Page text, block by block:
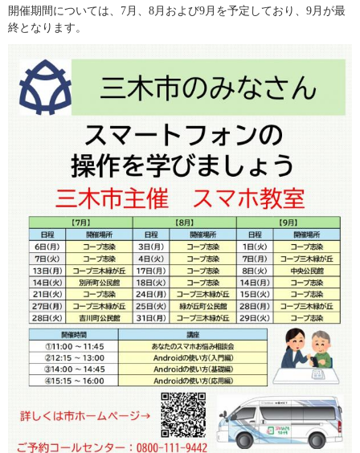
開催期間については、7月、8月および9月を予定しており、9月が最
終となります。